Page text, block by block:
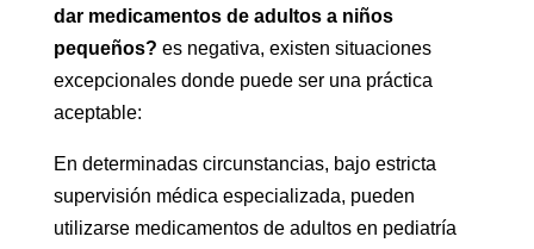
dar medicamentos de adultos a niños
pequeños? es negativa, existen situaciones
excepcionales donde puede ser una práctica
aceptable:
En determinadas circunstancias, bajo estricta
supervisión médica especializada, pueden
utilizarse medicamentos de adultos en pediatría